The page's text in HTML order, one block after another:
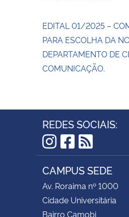
EDITAL 01/2025 –
PARA ESCOLHA DA
DEPARTAMENTO DE
COMUNICAÇÃO.
REDES SOCIAIS:
Instagram
RSS
CAMPUS SEDE
Av. Roraima nº 1000
Cidade Universitária
Bairro Camobi